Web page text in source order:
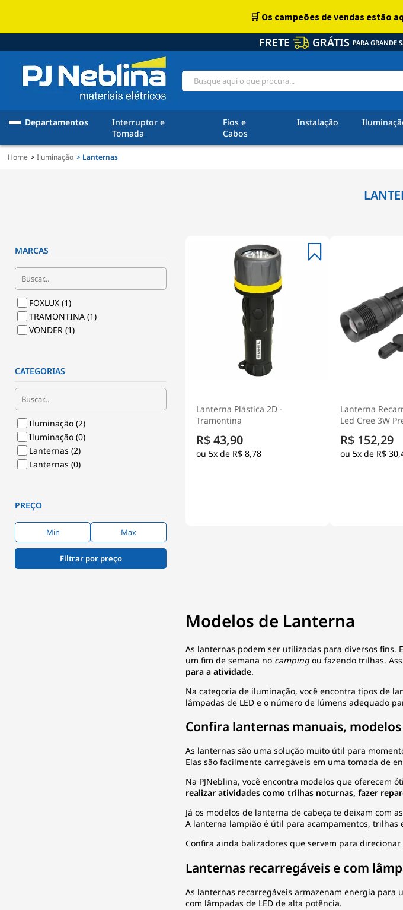
FRETE GRÁTIS PARA GRANDE
Departamentos
Interruptor e
Tomada
Fios e
Cabos
Instalação
Home Iluminação Lanternas
MARCAS
FOXLUX(1)
TRAMONTINA(1)
VONDER(1)
CATEGORIAS
Iluminação(2)
Iluminação(0)
Lanternas(2)
Lanternas(0)
PREÇO
Filtrar por preço
Lanterna Plástica 2D -
Tramontina
R$ 43,90
5x de R$ 8,78
Lanterna
Led Cree 3W
R$ 152,29
5x de R$
Modelos de Lanterna
As lanternas podem ser utilizadas para diversos
um fim de semana no campingou fazendo trilhas.
para a atividade.
Na categoria de iluminação, você encontra tipos de
lâmpadas de LED e o número de lúmens adequado
Confira lanternas manuais,
As lanternas são uma solução muito útil para
Elas são facilmente carregáveis em uma tomada de
Na PJNeblina, você encontra modelos que oferecem
realizar atividades como trilhas noturnas, fazer
Já os modelos de lanterna de cabeça te deixam com
A lanterna lampião é útil para acampamentos,
Confira ainda balizadores que servem para direcionar
Lanternas recarregáveis e com
As lanternas recarregáveis armazenam energia para
com lâmpadas de LED de alta potência.